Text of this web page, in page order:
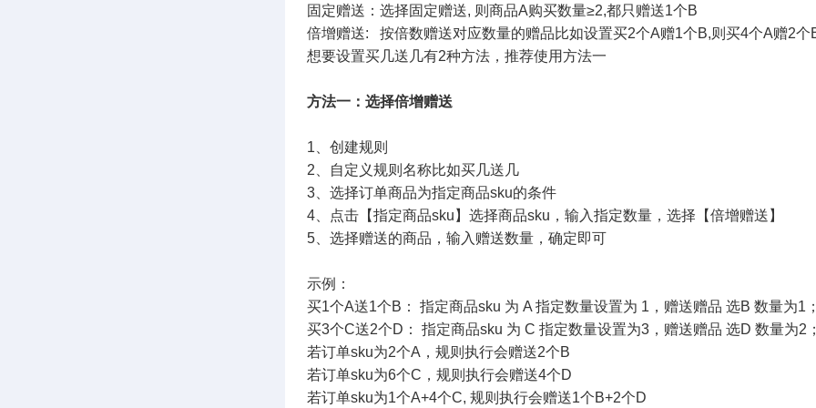
固定赠送：选择固定赠送, 则商品A购买数量≥2,都只赠送1个B
倍增赠送: 按倍数赠送对应数量的赠品比如设置买2个A赠1个B,则买4个A赠2个
想要设置买几送几有2种方法，推荐使用方法一
方法一：选择倍增赠送
1、创建规则
2、自定义规则名称比如买几送几
3、选择订单商品为指定商品sku的条件
4、点击【指定商品sku】选择商品sku，输入指定数量，选择【倍增赠送】
5、选择赠送的商品，输入赠送数量，确定即可
示例：
买1个A送1个B： 指定商品sku 为 A 指定数量设置为 1，赠送赠品 选B 数量为1；
买3个C送2个D： 指定商品sku 为 C 指定数量设置为3，赠送赠品 选D 数量为2；
若订单sku为2个A，规则执行会赠送2个B
若订单sku为6个C，规则执行会赠送4个D
若订单sku为1个A+4个C, 规则执行会赠送1个B+2个D